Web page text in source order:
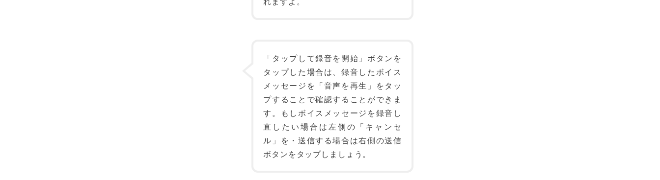
「タップして録音を開始」ボタンを
タップした場合は、録音したボイス
メッセージを「音声を再生」をタッ
プすることで確認することができま
す。もしボイスメッセージを録音し
直したい場合は左側の「キャンセ
ル」を・送信する場合は右側の送信
ボタンをタップしましょう。